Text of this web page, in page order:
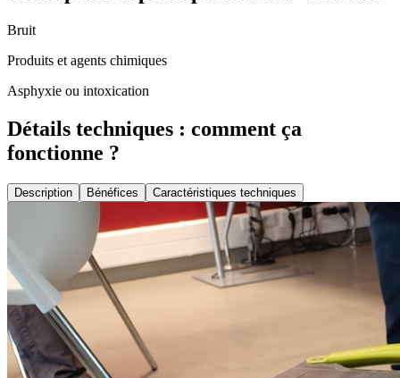
Bruit
Produits et agents chimiques
Asphyxie ou intoxication
Détails techniques : comment ça
fonctionne ?
Description Bénéfices Caractéristiques techniques